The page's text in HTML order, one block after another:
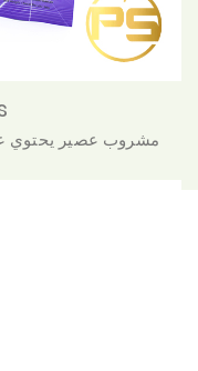
مشروب عصير يحتوي